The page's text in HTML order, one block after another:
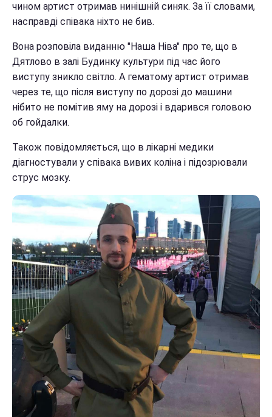
чином артист отримав нинішній синяк. За її словами,
насправді співака ніхто не бив.
Вона розповіла виданню "Наша Ніва" про те, що в
Дятлово в залі Будинку культури під час його
виступу зникло світло. А гематому артист отримав
через те, що після виступу по дорозі до машини
нібито не помітив яму на дорозі і вдарився головою
об гойдалки.
Також повідомляється, що в лікарні медики
діагностували у співака вивих коліна і підозрювали
струс мозку.